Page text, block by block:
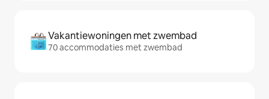
Vakantiewoningen met zwembad
70 accommodaties met zwembad